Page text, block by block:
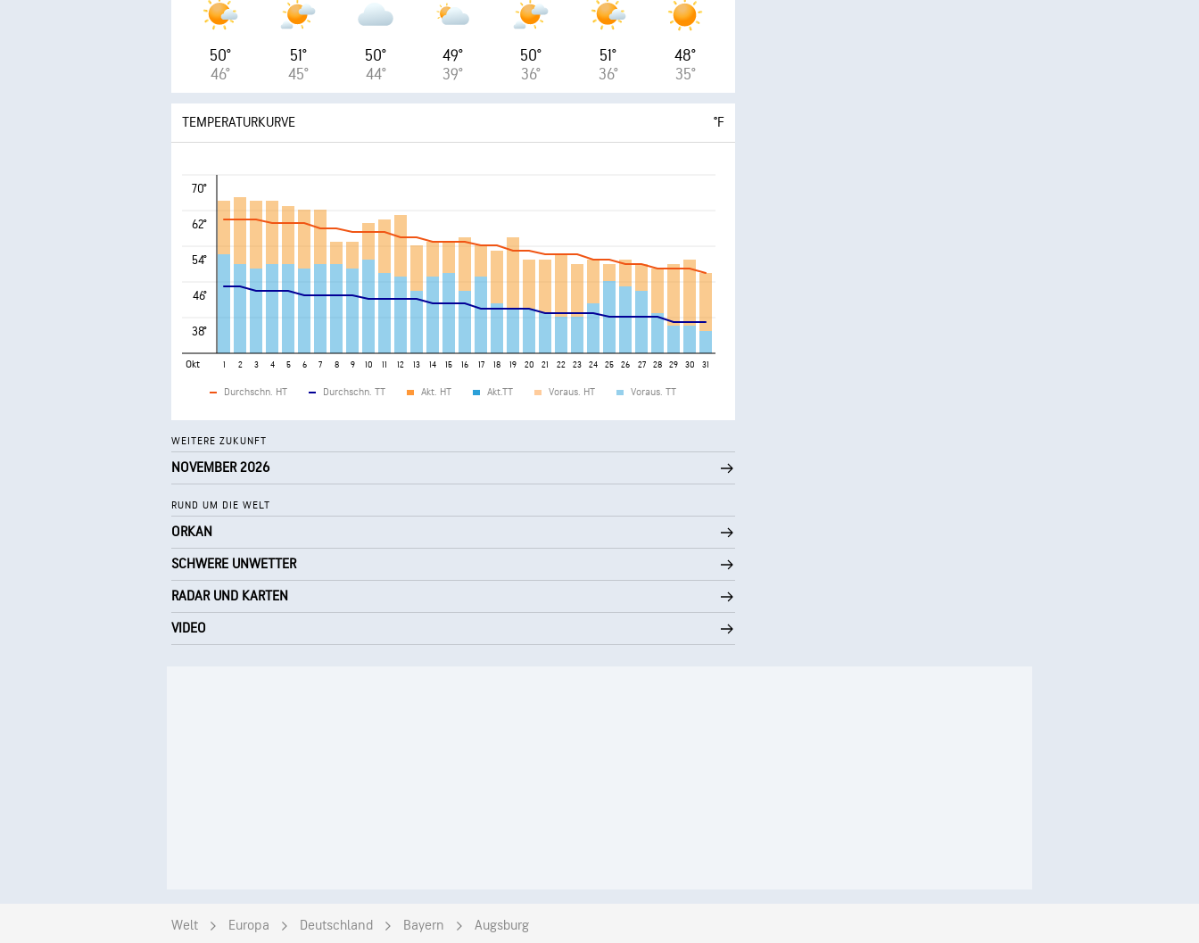
50°
46°
51°
45°
50°
44°
49°
39°
50°
36°
51°
36°
48°
35°
TEMPERATURKURVE °F
70°
62°
54°
46°
38°
Okt 1 2 3 4 5 6 7 8 9 10 11 12 13 14 15 16 17 18 19 20 21 22 23 24 25 26 27 28 29 30 31
Durchschn. HT Durchschn. TT Akt. HT Akt.TT Voraus. HT Voraus. TT
WEITERE ZUKUNFT
NOVEMBER 2026
RUND UM DIE WELT
ORKAN
SCHWERE UNWETTER
RADAR UND KARTEN
VIDEO
Welt Europa Deutschland Bayern Augsburg